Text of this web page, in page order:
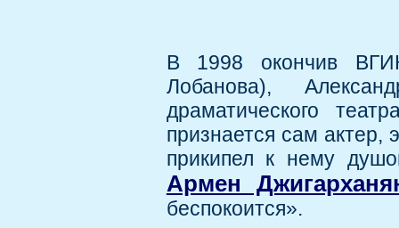
В 1998 окончив
Лобанова),
драматического
признается сам актер,
прикипел к нему
Армен
беспокоится».